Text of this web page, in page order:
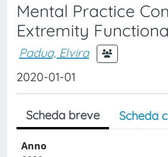
Mental Practice
Extremity
Padua, Elvira
2020-01-01
Scheda breve Scheda
Anno